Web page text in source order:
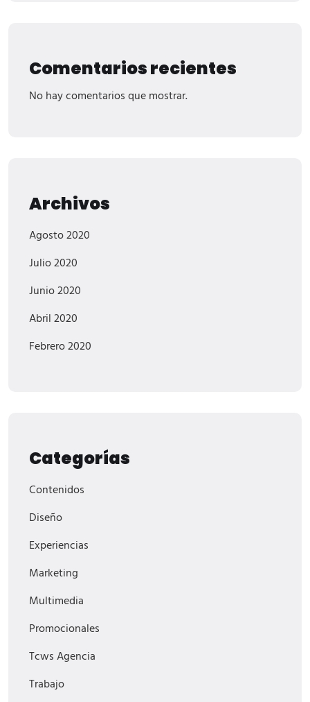
Comentarios recientes
No hay comentarios que mostrar.
Archivos
Agosto 2020
Julio 2020
Junio 2020
Abril 2020
Febrero 2020
Categorías
Contenidos
Diseño
Experiencias
Marketing
Multimedia
Promocionales
Tcws Agencia
Trabajo